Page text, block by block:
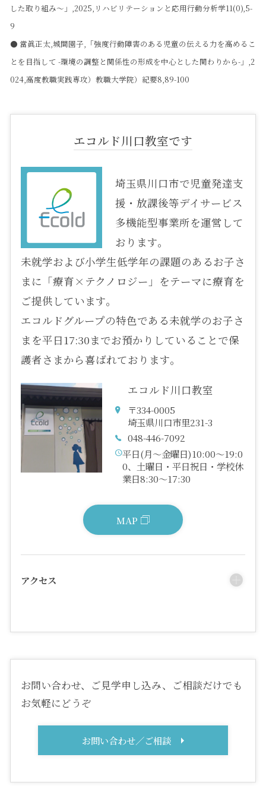
した取り組み〜」,2025,リハビリテーションと応用行動分析学11(0),5-
9
● 當眞正太,城間園子,「強度行動障害のある児童の伝える力を高めるこ
とを目指して -環境の調整と関係性の形成を中心とした関わりから-」,2
024,高度教職実践専攻）教職大学院）紀要8,89-100
エコルド川口教室です
埼玉県川口市で児童発達支
援・放課後等デイサービス
多機能型事業所を運営して
おります。
未就学および小学生低学年の課題のあるお子さ
まに「療育×テクノロジー」をテーマに療育を
ご提供しています。
エコルドグループの特色である未就学のお子さ
まを平日17:30までお預かりしていることで保
護者さまから喜ばれております。
エコルド川口教室
〒334-0005
埼玉県川口市里231-3
048-446-7092
平日(月～金曜日)10:00～19:0
0、土曜日・平日祝日・学校休
業日8:30～17:30
MAP
アクセス
お問い合わせ、ご見学申し込み、ご相談だけでも
お気軽にどうぞ
お問い合わせ／ご相談